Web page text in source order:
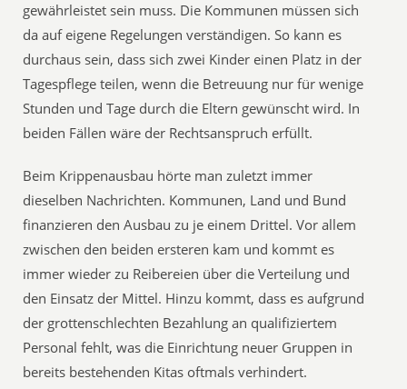
gewährleistet sein muss. Die Kommunen müssen sich
da auf eigene Regelungen verständigen. So kann es
durchaus sein, dass sich zwei Kinder einen Platz in der
Tagespflege teilen, wenn die Betreuung nur für wenige
Stunden und Tage durch die Eltern gewünscht wird. In
beiden Fällen wäre der Rechtsanspruch erfüllt.
Beim Krippenausbau hörte man zuletzt immer
dieselben Nachrichten. Kommunen, Land und Bund
finanzieren den Ausbau zu je einem Drittel. Vor allem
zwischen den beiden ersteren kam und kommt es
immer wieder zu Reibereien über die Verteilung und
den Einsatz der Mittel. Hinzu kommt, dass es aufgrund
der grottenschlechten Bezahlung an qualifiziertem
Personal fehlt, was die Einrichtung neuer Gruppen in
bereits bestehenden Kitas oftmals verhindert.